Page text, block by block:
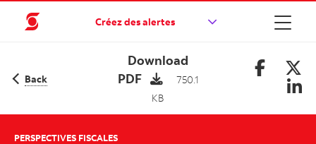
Créez des alertes
Back
Download
PDF
750.1
KB
PERSPECTIVES FISCALES